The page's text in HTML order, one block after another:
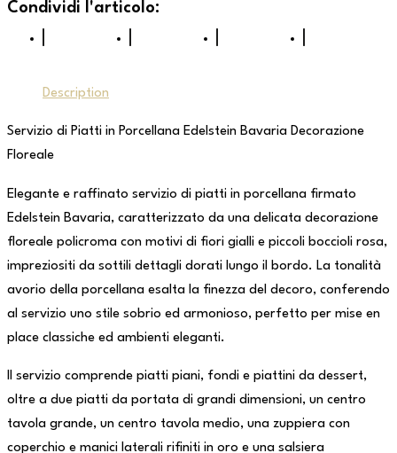
Description
Servizio di Piatti in Porcellana Edelstein Bavaria Decorazione
Floreale
Elegante e raffinato servizio di piatti in porcellana firmato
Edelstein Bavaria, caratterizzato da una delicata decorazione
floreale policroma con motivi di fiori gialli e piccoli boccioli rosa,
impreziositi da sottili dettagli dorati lungo il bordo. La tonalità
avorio della porcellana esalta la finezza del decoro, conferendo
al servizio uno stile sobrio ed armonioso, perfetto per mise en
place classiche ed ambienti eleganti.
Il servizio comprende piatti piani, fondi e piattini da dessert,
oltre a due piatti da portata di grandi dimensioni, un centro
tavola grande, un centro tavola medio, una zuppiera con
coperchio e manici laterali rifiniti in oro e una salsiera